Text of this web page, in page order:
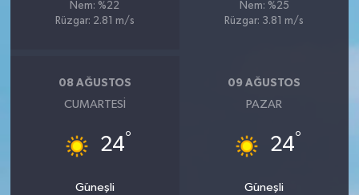
Nem: %22
Rüzgar: 2.81 m/s
Nem: %25
Rüzgar: 3.81 m/s
08 AĞUSTOS
CUMARTESI
24°
Güneşli
09 AĞUSTOS
PAZAR
24°
Güneşli